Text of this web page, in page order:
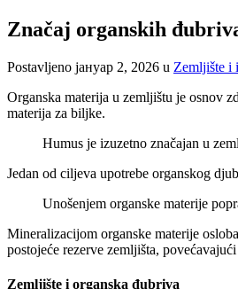
Značaj organskih
Postavljeno јануар 2, 2026 u Zemljište i
Organska materija u zemljištu je osnov
materija za biljke.
Humus je izuzetno značajan u
Jedan od ciljeva upotrebe organskog
Unošenjem organske materije
Mineralizacijom organske materije
postojeće rezerve zemljišta,
Zemljište i organska đubriva